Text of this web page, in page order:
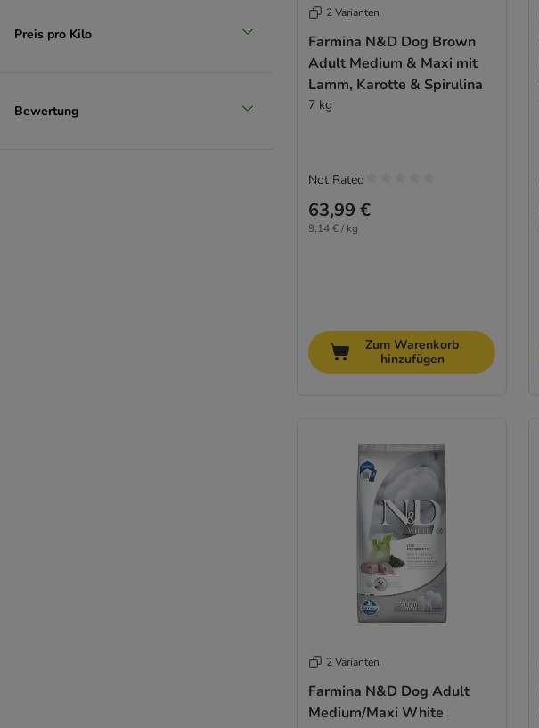
Preis pro Kilo
Bewertung
2 Varianten
Farmina N&D Dog Brown
Adult Medium & Maxi mit
Lamm, Karotte & Spirulina
7 kg
63,99 €
9,14 € / kg
Not Rated
Zum Warenkorb
hinzufügen
2 Varianten
Farmina N&D Dog Adult
Medium/Maxi White